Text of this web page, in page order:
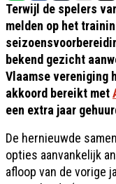
Terwijl de spelers
melden op het
bekend gezicht
Vlaamse vereniging
akkoord bereikt met
een extra jaar
De hernieuwde
opties aanvankelijk
afloop van de vorige